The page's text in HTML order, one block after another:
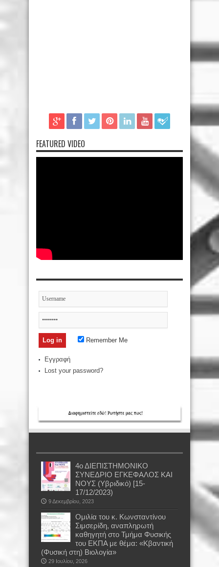
FEATURED VIDEO
Remember Me
Εγγραφή
Lost your password?
4ο ΔΙΕΠΙΣΤΗΜΟΝΙΚΟ
ΣΥΝΕΔΡΙΟ ΕΓΚΕΦΑΛΟΣ ΚΑΙ
ΝΟΥΣ (Υβριδικό) [15-
17/12/2023)
9 Δεκεμβρίου, 2023
Oμιλία του κ. Κωνσταντίνου
Σιμσερίδη, αναπληρωτή
καθηγητή στο Τμήμα Φυσικής
του ΕΚΠΑ με θέμα: «Κβαντική
(Φυσική στη) Βιολογία»
29 Ιουλίου, 2026